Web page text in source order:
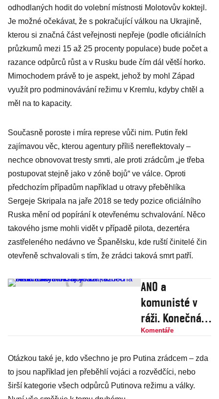
odhodlaných hodit do volební místnosti Molotovův koktejl.
Je možné očekávat, že s pokračující válkou na Ukrajině,
kterou si značná část veřejnosti nepřeje (podle oficiálních
průzkumů mezi 15 až 25 procenty populace) bude počet a
razance odpůrců růst a v Rusku bude čím dál větší horko.
Mimochodem právě to je aspekt, jehož by mohl Západ
využít pro podminovávání režimu v Kremlu, kdyby chtěl a
měl na to kapacity.
Současně poroste i míra represe vůči nim. Putin řekl
zajímavou věc, kterou agentury příliš nereflektovaly –
nechce obnovovat tresty smrti, ale proti zrádcům „je třeba
postupovat stejně jako v zóně bojů“ ve válce. Oproti
předchozím případům například u otravy přeběhlíka
Sergeje Skripala na jaře 2018 se tedy pozice oficiálního
Ruska mění od popírání k otevřenému schvalování. Něco
takového jsme mohli vidět v případě pilota, dezertéra
zastřeleného nedávno ve Španělsku, kde ruští činitelé čin
otevřeně schvalovali s tím, že zrádci taková smrt patří.
ANO a
komunisté v
ráži. Konečná
chce mír na
každou cenu. S
kým ho
Komentáře
Otázkou také je, kdo všechno je pro Putina zrádcem – zda
to jsou například jen přeběhlí vojáci a rozvědčíci, nebo
širší kategorie všech odpůrců Putinova režimu a války.